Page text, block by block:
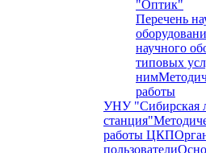
"Оптик"
Перечень
научного
типовых
ним
работы
УНУ "Сибирская
станция"
работы ЦКП
пользователи